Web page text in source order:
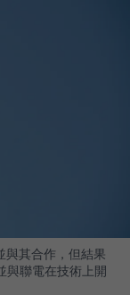
其合作，但結果
與聯電在技術上開